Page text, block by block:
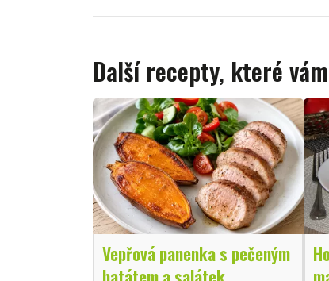
Další recepty, které
Vepřová panenka s pečeným